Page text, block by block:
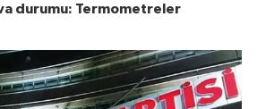
durumu: Termometreler